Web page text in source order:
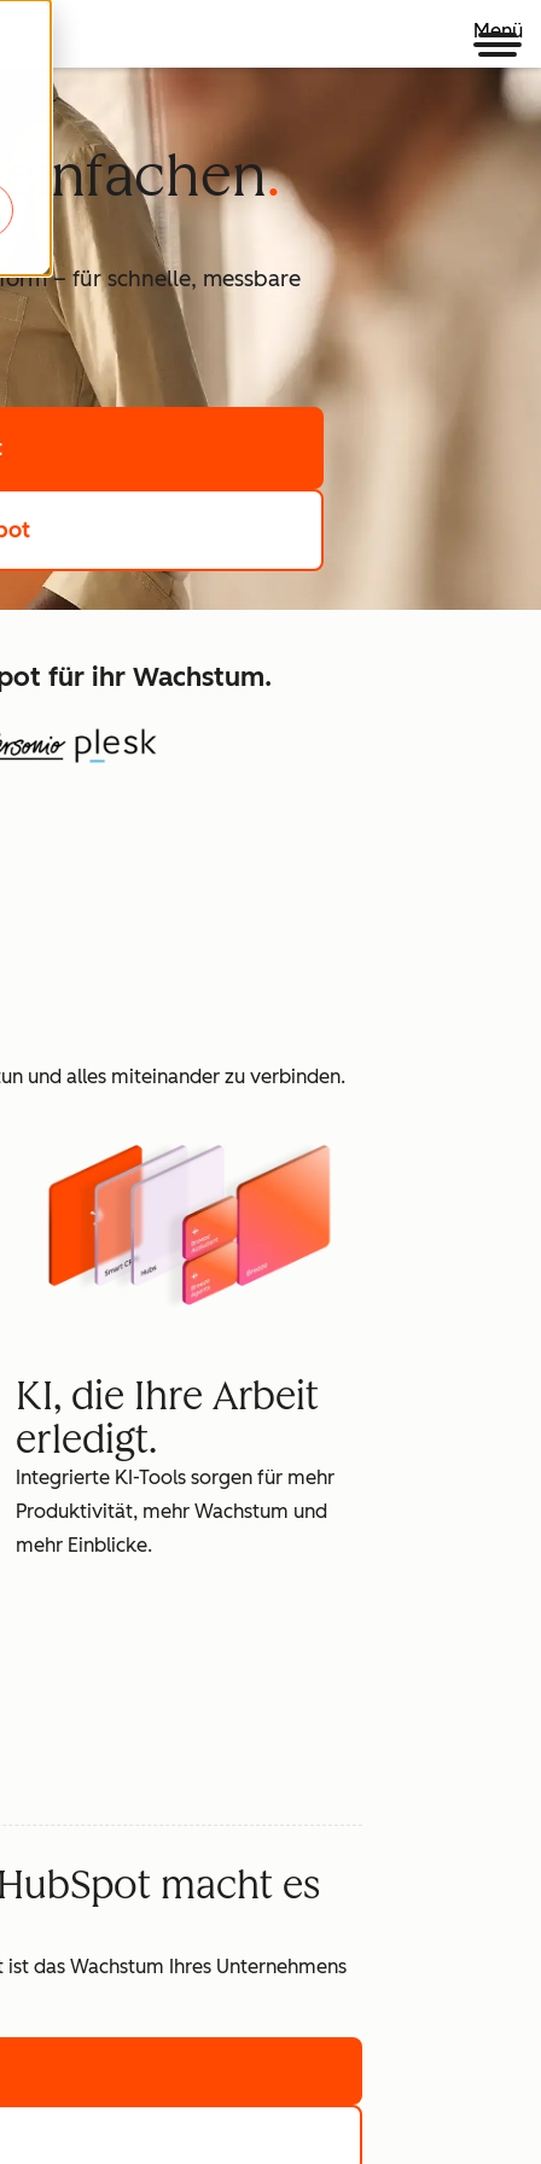
Menü
– für schnelle, messbare
für ihr Wachstum.
und alles miteinander zu verbinden.
KI, die Ihre Arbeit
erledigt.
Integrierte KI-Tools sorgen für mehr
Produktivität, mehr Wachstum und
mehr Einblicke.
macht es
das Wachstum Ihres Unternehmens